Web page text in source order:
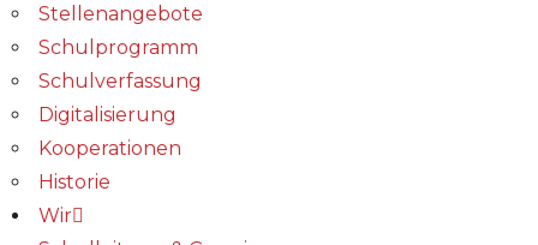
Stellenangebote
Schulprogramm
Schulverfassung
Digitalisierung
Kooperationen
Historie
Wir